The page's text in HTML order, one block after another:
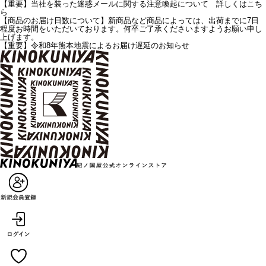
【重要】当社を装った迷惑メールに関する注意喚起について 詳しくはこち
ら
【商品のお届け日数について】新商品など商品によっては、出荷までに7日
程度お時間をいただいております。何卒ご了承くださいますようお願い申し
上げます。
【重要】令和8年熊本地震によるお届け遅延のお知らせ